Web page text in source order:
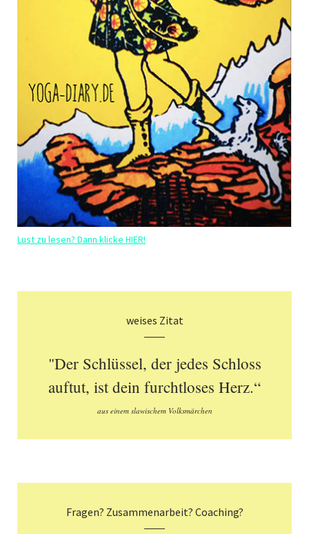
Lust zu lesen? Dann klicke HIER!
weises Zitat
"Der Schlüssel, der jedes Schloss
auftut, ist dein furchtloses Herz.“
aus einem slawischem Volksmärchen
Fragen? Zusammenarbeit? Coaching?